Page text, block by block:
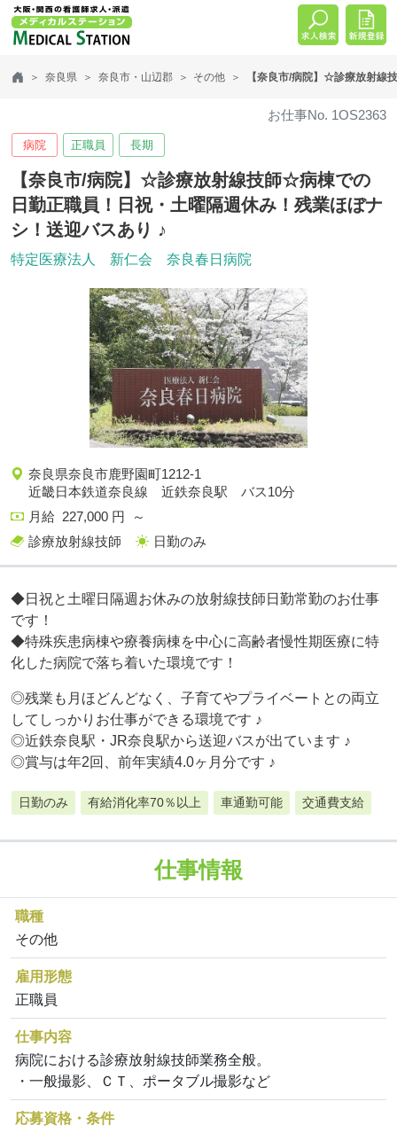
奈良県 奈良市・山辺郡 その他 【奈良市/病院】☆診療放射線
お仕事No. 1OS2363
病院 正職員 長期
【奈良市/病院】☆診療放射線技師☆病棟での
日勤正職員！日祝・土曜隔週休み！残業ほぼナ
シ！送迎バスあり ♪
特定医療法人 新仁会 奈良春日病院
奈良県奈良市鹿野園町1212-1
近畿日本鉄道奈良線 近鉄奈良駅 バス10分
月給 227,000 円 ～
診療放射線技師
日勤のみ
◆日祝と土曜日隔週お休みの放射線技師日勤常勤のお仕事
です！
◆特殊疾患病棟や療養病棟を中心に高齢者慢性期医療に特
化した病院で落ち着いた環境です！
◎残業も月ほどんどなく、子育てやプライベートとの両立
してしっかりお仕事ができる環境です ♪
◎近鉄奈良駅・JR奈良駅から送迎バスが出ています ♪
◎賞与は年2回、前年実績4.0ヶ月分です ♪
日勤のみ 有給消化率70％以上 車通勤可能 交通費支給
仕事情報
職種
その他
雇用形態
正職員
仕事内容
病院における診療放射線技師業務全般。
・一般撮影、ＣＴ、ポータブル撮影など
応募資格・条件